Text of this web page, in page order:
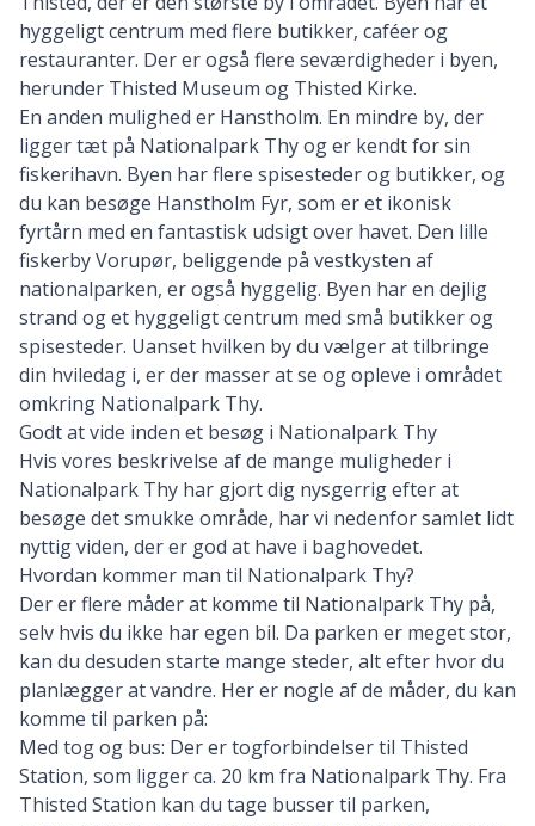
hyggeligt centrum med flere butikker, caféer og
restauranter. Der er også flere seværdigheder i byen,
herunder Thisted Museum og Thisted Kirke.
En anden mulighed er Hanstholm. En mindre by, der
ligger tæt på Nationalpark Thy og er kendt for sin
fiskerihavn. Byen har flere spisesteder og butikker, og
du kan besøge Hanstholm Fyr, som er et ikonisk
fyrtårn med en fantastisk udsigt over havet. Den lille
fiskerby Vorupør, beliggende på vestkysten af
nationalparken, er også hyggelig. Byen har en dejlig
strand og et hyggeligt centrum med små butikker og
spisesteder. Uanset hvilken by du vælger at tilbringe
din hviledag i, er der masser at se og opleve i området
omkring Nationalpark Thy.
Godt at vide inden et besøg i Nationalpark Thy
Hvis vores beskrivelse af de mange muligheder i
Nationalpark Thy har gjort dig nysgerrig efter at
besøge det smukke område, har vi nedenfor samlet lidt
nyttig viden, der er god at have i baghovedet.
Hvordan kommer man til Nationalpark Thy?
Der er flere måder at komme til Nationalpark Thy på,
selv hvis du ikke har egen bil. Da parken er meget stor,
kan du desuden starte mange steder, alt efter hvor du
planlægger at vandre. Her er nogle af de måder, du kan
komme til parken på:
Med tog og bus: Der er togforbindelser til Thisted
Station, som ligger ca. 20 km fra Nationalpark Thy. Fra
Thisted Station kan du tage busser til parken,